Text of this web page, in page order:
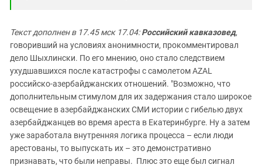
Текст дополнен в 17.45 мск 17.04:Российский кавказовед,
говоривший на условиях анонимности, прокомментировал
дело Шыхлински. По его мнению, оно стало следствием
ухудшавшихся после катастрофы с самолетом AZAL
российско-азербайджанских отношений. "Возможно, что
дополнительным стимулом для их задержания стало широкое
освещение в азербайджанских СМИ истории с гибелью двух
азербайджанцев во время ареста в Екатеринбурге. Ну а затем
уже заработала внутренняя логика процесса – если люди
арестованы, то выпускать их – это демонстративно
признавать, что были неправы. Плюс это еще был сигнал